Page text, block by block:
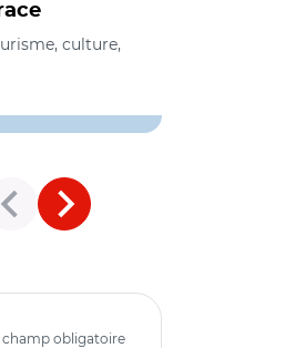
culture,
champ obligatoire